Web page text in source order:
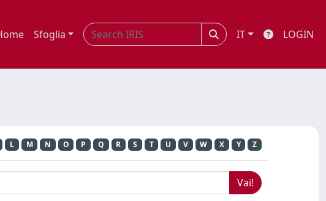
Sfoglia IT LOGIN
L M N O P Q R S T U V W X Y Z